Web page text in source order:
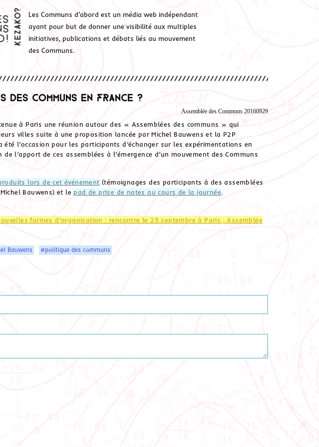
Les Communs d’abord est un média web indépendant
ayant pour but de donner une visibilité aux multiples
initiatives, publications et débats liés au mouvement
des Communs.
des Communs en France ?
Assemblée des Communs 20160929
à Paris une réunion autour des « Assemblées des communs » qui
villes suite à une proposition lancée par Michel Bauwens et la P2P
l’occasion pour les participants d’échanger sur les expérimentations en
l’apport de ces assemblées à l’émergence d’un mouvement des Communs
lors de cet événement (témoignages des participants à des assemblées
Bauwens) et le pad de prise de notes au cours de la journée.
formes d’organisation : rencontre le 23 septembre à Paris , Assemblée
Bauwens #politique des communs